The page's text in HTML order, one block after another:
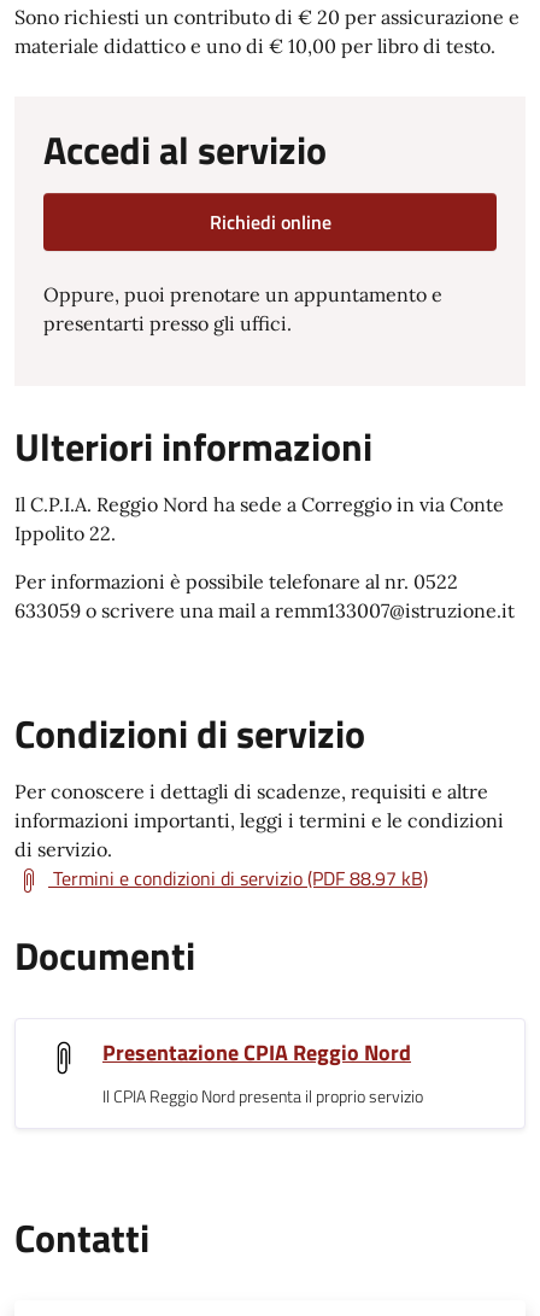
Sono richiesti un contributo di € 20 per assicurazione e
materiale didattico e uno di € 10,00 per libro di testo.
Accedi al servizio
Richiedi online
Oppure, puoi prenotare un appuntamento e
presentarti presso gli uffici.
Ulteriori informazioni
Il C.P.I.A. Reggio Nord ha sede a Correggio in via Conte
Ippolito 22.
Per informazioni è possibile telefonare al nr. 0522
633059 o scrivere una mail a remm133007@istruzione.it
Condizioni di servizio
Per conoscere i dettagli di scadenze, requisiti e altre
informazioni importanti, leggi i termini e le condizioni
di servizio.
Termini e condizioni di servizio (PDF 88.97 kB)
Documenti
Presentazione CPIA Reggio Nord
Il CPIA Reggio Nord presenta il proprio servizio
Contatti